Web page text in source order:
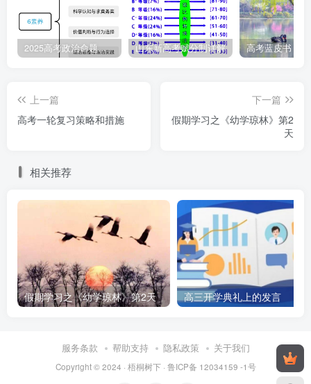
2025高考政治命题纲要解读 山东新高考赋分制详解
上一篇
高考一轮复习策略和措施
下一篇
假期学习之《幼学琼林》第2
天
相关推荐
假期学习之《幼学琼林》第2天 高三开学典礼上的发言
服务条款 帮助支持 隐私政策 关于我们
Copyright © 2024 · 梧桐树下· 鲁ICP备 12034159 -1号